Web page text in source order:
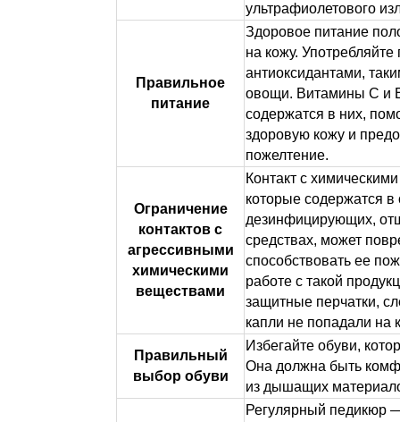
ультрафиолетового
Правильное
питание
Здоровое питание
на кожу.
антиоксидантами,
овощи. Витамины C и
содержатся в них,
здоровую кожу и
пожелтение.
Ограничение
контактов с
агрессивными
химическими
веществами
Контакт с
которые содержатся
дезинфицирующих,
средствах, может
способствовать ее
работе с такой
защитные перчатки,
капли не попадали на
Правильный
выбор обуви
Избегайте обуви,
Она должна быть
из дышащих
Регулярный педикюр